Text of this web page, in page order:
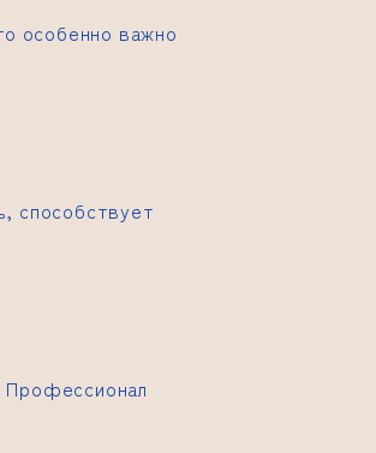
особенно важно
способствует
Профессионал